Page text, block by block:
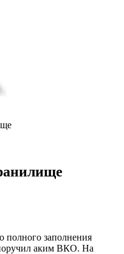
полного заполнения
аким ВКО. На